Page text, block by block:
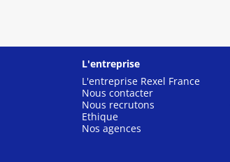
L'entreprise
L'entreprise Rexel France
Nous contacter
Nous recrutons
Ethique
Nos agences